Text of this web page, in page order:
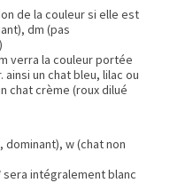
de la couleur si elle est
dm (pas
verra la couleur portée
ainsi un chat bleu, lilac ou
chat crème (roux dilué
dominant), w (chat non
sera intégralement blanc